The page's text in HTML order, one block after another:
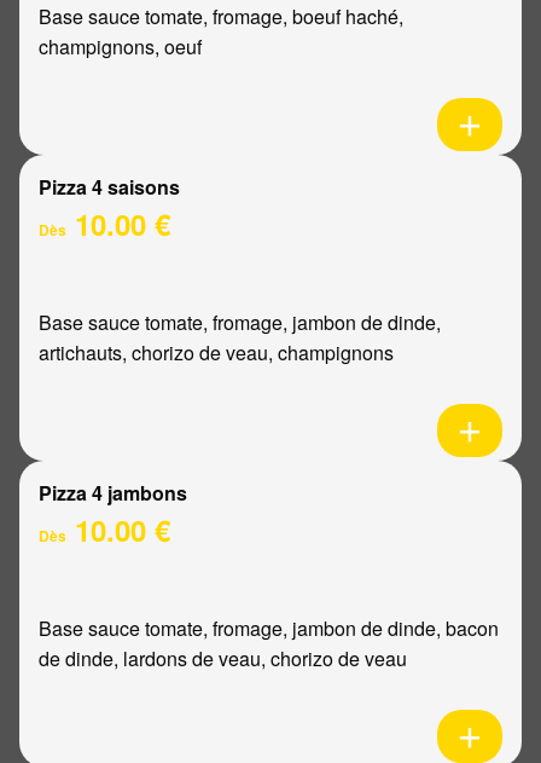
Base sauce tomate, fromage, boeuf haché,
champignons, oeuf
Pizza 4 saisons
Dès 10.00 €
Base sauce tomate, fromage, jambon de dinde,
artichauts, chorizo de veau, champignons
Pizza 4 jambons
Dès 10.00 €
Base sauce tomate, fromage, jambon de dinde, bacon
de dinde, lardons de veau, chorizo de veau